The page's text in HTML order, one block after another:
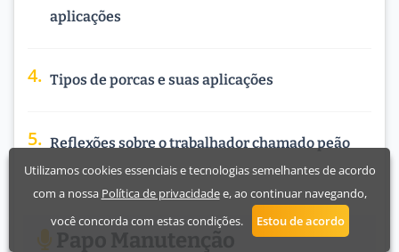
aplicações
Tipos de porcas e suas aplicações
Reflexões sobre o trabalhador chamado peão
Utilizamos cookies essenciais e tecnologias semelhantes de acordo
com a nossa Política de privacidadee, ao continuar navegando,
você concorda com estas condições.
Estou de acordo